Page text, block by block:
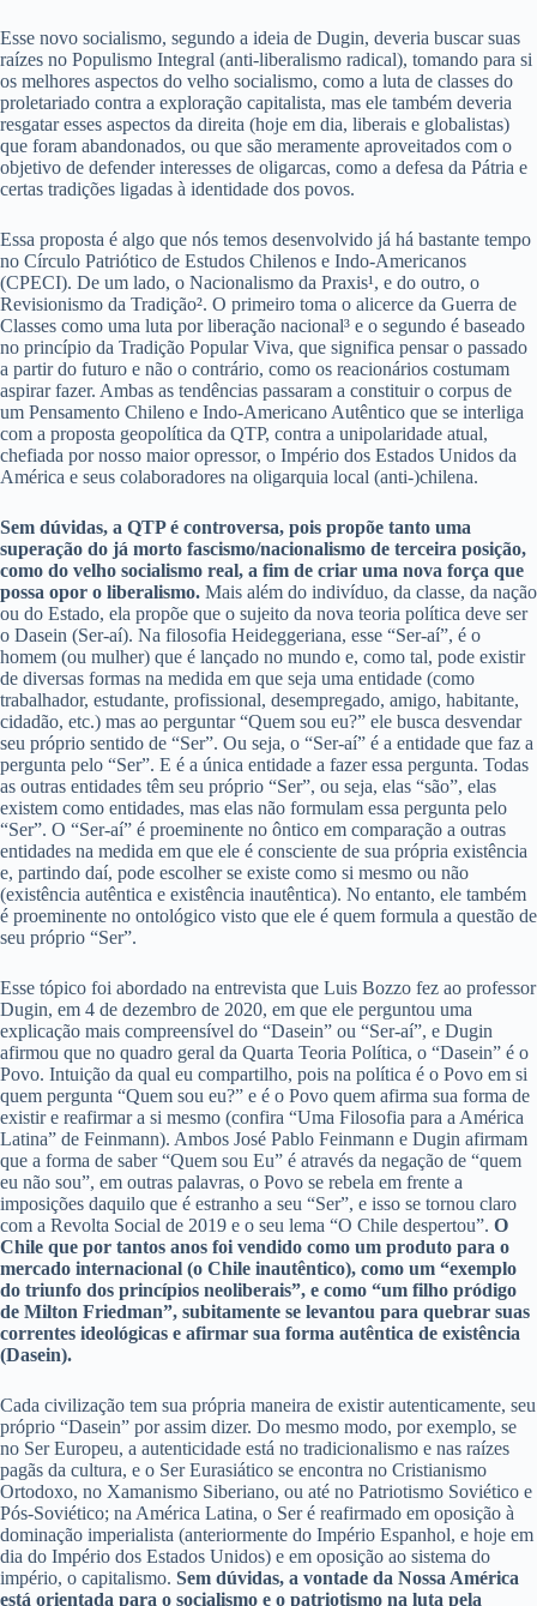
Esse novo socialismo, segundo a ideia de Dugin, deveria buscar suas
raízes no Populismo Integral (anti-liberalismo radical), tomando para si
os melhores aspectos do velho socialismo, como a luta de classes do
proletariado contra a exploração capitalista, mas ele também deveria
resgatar esses aspectos da direita (hoje em dia, liberais e globalistas)
que foram abandonados, ou que são meramente aproveitados com o
objetivo de defender interesses de oligarcas, como a defesa da Pátria e
certas tradições ligadas à identidade dos povos.
Essa proposta é algo que nós temos desenvolvido já há bastante tempo
no Círculo Patriótico de Estudos Chilenos e Indo-Americanos
(CPECI). De um lado, o Nacionalismo da Praxis¹, e do outro, o
Revisionismo da Tradição². O primeiro toma o alicerce da Guerra de
Classes como uma luta por liberação nacional³ e o segundo é baseado
no princípio da Tradição Popular Viva, que significa pensar o passado
a partir do futuro e não o contrário, como os reacionários costumam
aspirar fazer. Ambas as tendências passaram a constituir o corpus de
um Pensamento Chileno e Indo-Americano Autêntico que se interliga
com a proposta geopolítica da QTP, contra a unipolaridade atual,
chefiada por nosso maior opressor, o Império dos Estados Unidos da
América e seus colaboradores na oligarquia local (anti-)chilena.
Sem dúvidas, a QTP é controversa, pois propõe tanto uma
superação do já morto fascismo/nacionalismo de terceira posição,
como do velho socialismo real, a fim de criar uma nova força que
possa opor o liberalismo. Mais além do indivíduo, da classe, da nação
ou do Estado, ela propõe que o sujeito da nova teoria política deve ser
o Dasein (Ser-aí). Na filosofia Heideggeriana, esse “Ser-aí”, é o
homem (ou mulher) que é lançado no mundo e, como tal, pode existir
de diversas formas na medida em que seja uma entidade (como
trabalhador, estudante, profissional, desempregado, amigo, habitante,
cidadão, etc.) mas ao perguntar “Quem sou eu?” ele busca desvendar
seu próprio sentido de “Ser”. Ou seja, o “Ser-aí” é a entidade que faz a
pergunta pelo “Ser”. E é a única entidade a fazer essa pergunta. Todas
as outras entidades têm seu próprio “Ser”, ou seja, elas “são”, elas
existem como entidades, mas elas não formulam essa pergunta pelo
“Ser”. O “Ser-aí” é proeminente no ôntico em comparação a outras
entidades na medida em que ele é consciente de sua própria existência
e, partindo daí, pode escolher se existe como si mesmo ou não
(existência autêntica e existência inautêntica). No entanto, ele também
é proeminente no ontológico visto que ele é quem formula a questão de
seu próprio “Ser”.
Esse tópico foi abordado na entrevista que Luis Bozzo fez ao professor
Dugin, em 4 de dezembro de 2020, em que ele perguntou uma
explicação mais compreensível do “Dasein” ou “Ser-aí”, e Dugin
afirmou que no quadro geral da Quarta Teoria Política, o “Dasein” é o
Povo. Intuição da qual eu compartilho, pois na política é o Povo em si
quem pergunta “Quem sou eu?” e é o Povo quem afirma sua forma de
existir e reafirmar a si mesmo (confira “Uma Filosofia para a América
Latina” de Feinmann). Ambos José Pablo Feinmann e Dugin afirmam
que a forma de saber “Quem sou Eu” é através da negação de “quem
eu não sou”, em outras palavras, o Povo se rebela em frente a
imposições daquilo que é estranho a seu “Ser”, e isso se tornou claro
com a Revolta Social de 2019 e o seu lema “O Chile despertou”. O
Chile que por tantos anos foi vendido como um produto para o
mercado internacional (o Chile inautêntico), como um “exemplo
do triunfo dos princípios neoliberais”, e como “um filho pródigo
de Milton Friedman”, subitamente se levantou para quebrar suas
correntes ideológicas e afirmar sua forma autêntica de existência
(Dasein).
Cada civilização tem sua própria maneira de existir autenticamente, seu
próprio “Dasein” por assim dizer. Do mesmo modo, por exemplo, se
no Ser Europeu, a autenticidade está no tradicionalismo e nas raízes
pagãs da cultura, e o Ser Eurasiático se encontra no Cristianismo
Ortodoxo, no Xamanismo Siberiano, ou até no Patriotismo Soviético e
Pós-Soviético; na América Latina, o Ser é reafirmado em oposição à
dominação imperialista (anteriormente do Império Espanhol, e hoje em
dia do Império dos Estados Unidos) e em oposição ao sistema do
império, o capitalismo. Sem dúvidas, a vontade da Nossa América
está orientada para o socialismo e o patriotismo na luta pela